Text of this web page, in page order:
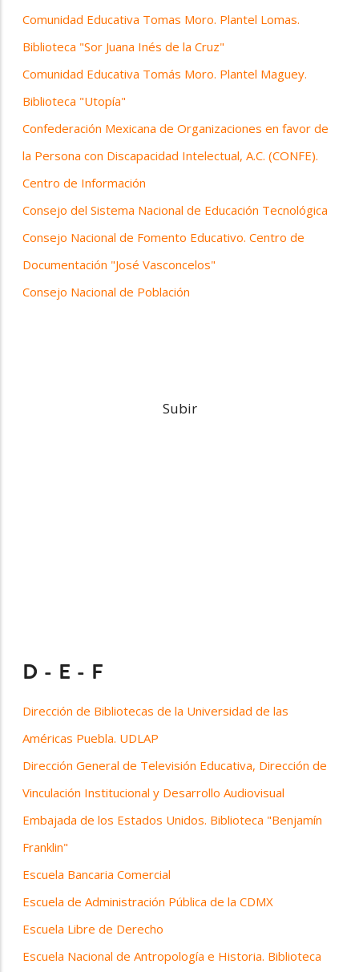
Comunidad Educativa Tomas Moro. Plantel Lomas.
Biblioteca "Sor Juana Inés de la Cruz"
Comunidad Educativa Tomás Moro. Plantel Maguey.
Biblioteca "Utopía"
Confederación Mexicana de Organizaciones en favor de
la Persona con Discapacidad Intelectual, A.C. (CONFE).
Centro de Información
Consejo del Sistema Nacional de Educación Tecnológica
Consejo Nacional de Fomento Educativo. Centro de
Documentación "José Vasconcelos"
Consejo Nacional de Población
Subir
D - E - F
Dirección de Bibliotecas de la Universidad de las
Américas Puebla. UDLAP
Dirección General de Televisión Educativa, Dirección de
Vinculación Institucional y Desarrollo Audiovisual
Embajada de los Estados Unidos. Biblioteca "Benjamín
Franklin"
Escuela Bancaria Comercial
Escuela de Administración Pública de la CDMX
Escuela Libre de Derecho
Escuela Nacional de Antropología e Historia. Biblioteca